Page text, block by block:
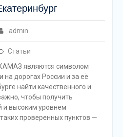
admin
Статьи
являются символом
на дорогах России и за её
найти качественного и
чтобы получить
и высоким уровнем
проверенных пунктов —